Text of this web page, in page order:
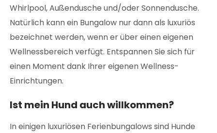
Whirlpool, Außendusche und/oder Sonnendusche.
Natürlich kann ein Bungalow nur dann als luxuriös
bezeichnet werden, wenn er über einen eigenen
Wellnessbereich verfügt. Entspannen Sie sich für
einen Moment dank Ihrer eigenen Wellness-
Einrichtungen.
Ist mein Hund auch willkommen?
In einigen luxuriösen Ferienbungalows sind Hunde